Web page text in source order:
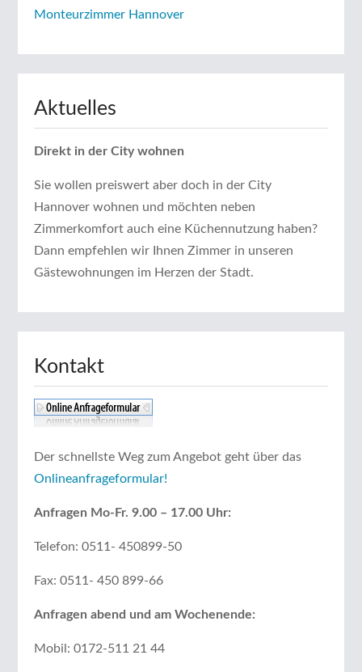
Monteurzimmer Hannover
Aktuelles
Direkt in der City wohnen
Sie wollen preiswert aber doch in der City
Hannover wohnen und möchten neben
Zimmerkomfort auch eine Küchennutzung haben?
Dann empfehlen wir Ihnen Zimmer in unseren
Gästewohnungen im Herzen der Stadt.
Kontakt
Der schnellste Weg zum Angebot geht über das
Onlineanfrageformular!
Anfragen Mo-Fr. 9.00 – 17.00 Uhr:
Telefon: 0511- 450899-50
Fax: 0511- 450 899-66
Anfragen abend und am Wochenende:
Mobil: 0172-511 21 44